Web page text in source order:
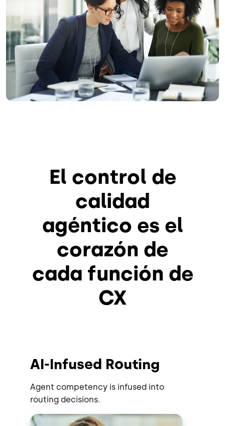
El control de
calidad
agéntico es el
corazón de
cada función de
CX
AI-Infused Routing
Agent competency is infused into
routing decisions.
Imagen